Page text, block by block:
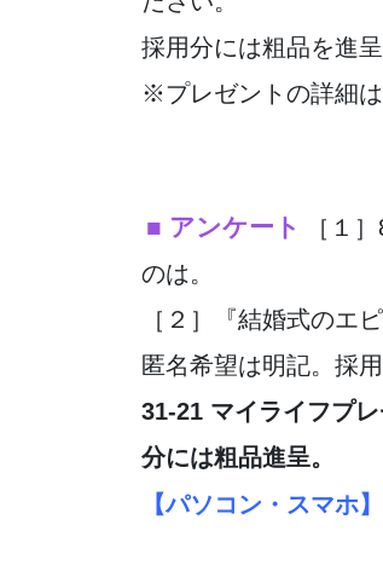
採用分には粗品を進
※プレゼントの詳細
■ アンケート
［１
のは。
［２］『結婚式のエ
匿名希望は明記。採
31-21 マイライフプ
分には粗品進呈。
【パソコン・スマホ